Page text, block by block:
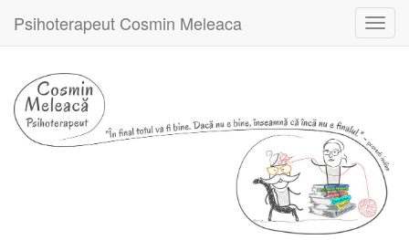
Psihoterapeut Cosmin Meleaca